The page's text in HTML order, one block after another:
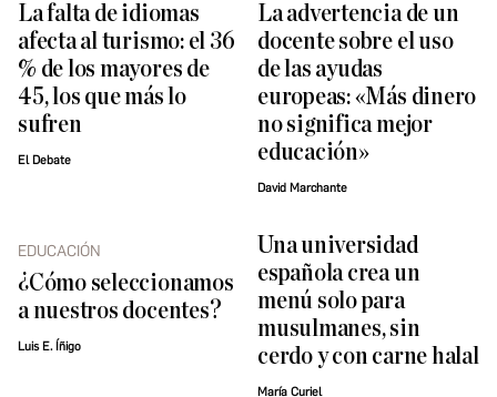
La falta de idiomas
afecta al turismo: el 36
% de los mayores de
45, los que más lo
sufren
El Debate
La advertencia de un
docente sobre el uso
de las ayudas
europeas: «Más dinero
no significa mejor
educación»
David Marchante
EDUCACIÓN
¿Cómo seleccionamos
a nuestros docentes?
Luis E. Íñigo
Una universidad
española crea un
menú solo para
musulmanes, sin
cerdo y con carne halal
María Curiel